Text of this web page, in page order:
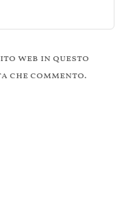
web in questo
che commento.